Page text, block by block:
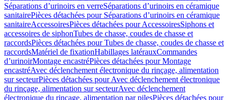
Séparations d’urinoirs en verreSéparations d’urinoirs en céramique
sanitairePièces détachées pour Séparations d’urinoirs en céramique
sanitaireAccessoiresPièces détachées pour AccessoiresSiphons et
accessoires de siphonTubes de chasse, coudes de chasse et
raccordsPièces détachées pour Tubes de chasse, coudes de chasse et
raccordsMatériel de fixationHabillages latérauxCommandes
dʼurinoirMontage encastréPièces détachées pour Montage
encastréAvec déclenchement électronique du rinçage, alimentation
sur secteurPièces détachées pour Avec déclenchement électronique
du rinçage, alimentation sur secteurAvec déclenchement
électronique du rinçage, alimentation par pilesPièces détachées pour